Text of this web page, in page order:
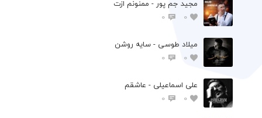
مجید جم پور - ممنونم ازت
0
0
میلاد طوسی - سایه روشن
0
0
علی اسماعیلی - عاشقم
0
0